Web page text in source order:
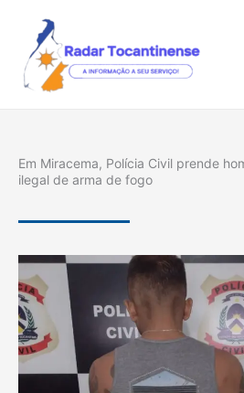
conteúdo
Em Miracema, Polícia Civil prende
ilegal de arma de fogo